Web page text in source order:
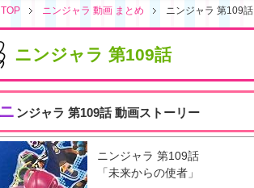
ニンジャラ 動画 まとめ ニンジャラ 第109話
ニンジャラ 第109話
ニ ンジャラ 第109話 動画ストーリー
ニンジャラ 第109話
「未来からの使者 」